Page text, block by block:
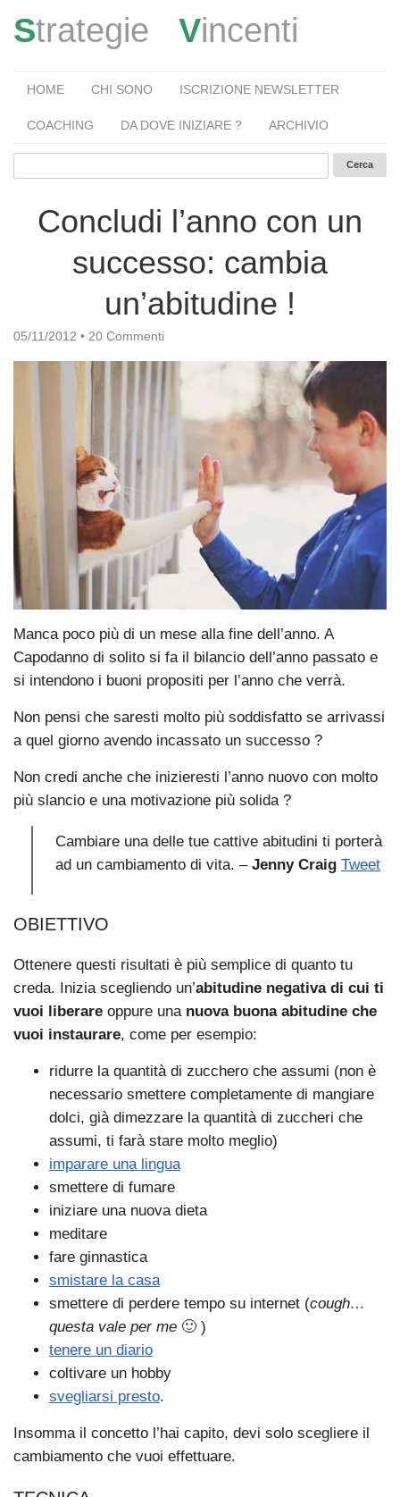
Strategie Vincenti
HOME CHI SONO ISCRIZIONE NEWSLETTER
COACHING DA DOVE INIZIARE ? ARCHIVIO
Concludi l’anno con un
successo: cambia
un’abitudine !
05/11/2012 • 20 Commenti
Manca poco più di un mese alla fine dell’anno. A
Capodanno di solito si fa il bilancio dell’anno passato e
si intendono i buoni propositi per l’anno che verrà.
Non pensi che saresti molto più soddisfatto se arrivassi
a quel giorno avendo incassato un successo ?
Non credi anche che inizieresti l’anno nuovo con molto
più slancio e una motivazione più solida ?
Cambiare una delle tue cattive abitudini ti porterà
ad un cambiamento di vita. – Jenny Craig Tweet
OBIETTIVO
Ottenere questi risultati è più semplice di quanto tu
creda. Inizia scegliendo un’abitudine negativa di cui ti
vuoi liberare oppure una nuova buona abitudine che
vuoi instaurare, come per esempio:
ridurre la quantità di zucchero che assumi (non è
necessario smettere completamente di mangiare
dolci, già dimezzare la quantità di zuccheri che
assumi, ti farà stare molto meglio)
imparare una lingua
smettere di fumare
iniziare una nuova dieta
meditare
fare ginnastica
smistare la casa
smettere di perdere tempo su internet (cough…
questa vale per me 🙂 )
tenere un diario
coltivare un hobby
svegliarsi presto.
Insomma il concetto l’hai capito, devi solo scegliere il
cambiamento che vuoi effettuare.